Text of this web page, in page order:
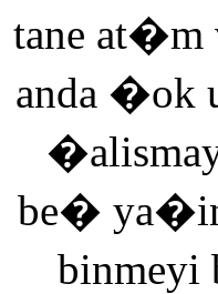
tane at�m
anda �ok
be�
binmeyi